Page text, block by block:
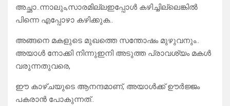
അച്ഛാ..ന്നാലും,സാരമില്ലഇപ്പോൾ കഴിച്ചില്ലെങ്കിൽ
പിന്നെ എപ്പോഴാ കഴിക്കുക..
അങ്ങനെ മകളുടെ മുഖത്തെ സന്തോഷം മുഴുവനും..
അയാൾ നോക്കി നിന്നുഇനി അടുത്ത പ്രാവശ്യം മകൾ
വരുന്നതുവരെ,
ഈ കാഴ്ചയുടെ ആനന്ദമാണ്, അയാൾക്ക് ഊർജ്ജം
പകരാൻ പോകുന്നത്..